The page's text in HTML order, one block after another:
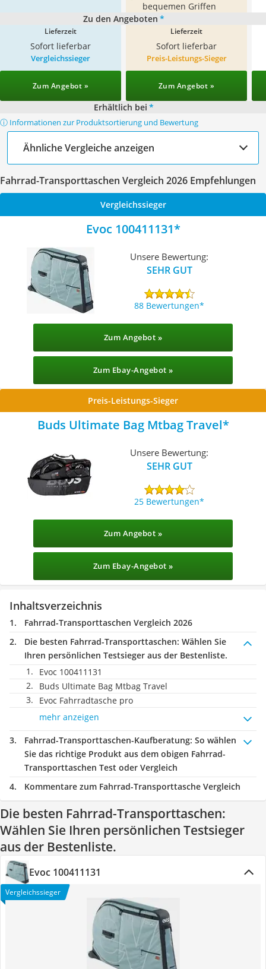
bequemen Griffen
Zu den Angeboten *
Lieferzeit
Sofort lieferbar
Lieferzeit
Sofort lieferbar
Vergleichssieger
Zum Angebot »
Preis-Leistungs-Sieger
Zum Angebot »
Erhältlich bei *
ⓘ Informationen zur Produktsortierung und Bewertung
Ähnliche Vergleiche anzeigen
Fahrrad-Transporttaschen Vergleich 2026 Empfehlungen
Vergleichssieger
Evoc 100411131
Unsere Bewertung:
SEHR GUT
88 Bewertungen
Zum Angebot »
Zum Ebay-Angebot »
Preis-Leistungs-Sieger
Buds Ultimate Bag Mtbag Travel
Unsere Bewertung:
SEHR GUT
25 Bewertungen
Zum Angebot »
Zum Ebay-Angebot »
Inhaltsverzeichnis
Fahrrad-Transporttaschen Vergleich 2026
Die besten Fahrrad-Transporttaschen: Wählen Sie
Ihren persönlichen Testsieger aus der Bestenliste.
Evoc 100411131
Buds Ultimate Bag Mtbag Travel
Evoc Fahrradtasche pro
mehr anzeigen
Fahrrad-Transporttaschen-Kaufberatung: So wählen
Sie das richtige Produkt aus dem obigen Fahrrad-
Transporttaschen Test oder Vergleich
Kommentare zum Fahrrad-Transporttasche Vergleich
Die besten Fahrrad-Transporttaschen:
Wählen Sie Ihren persönlichen Testsieger
aus der Bestenliste.
Evoc 100411131
Vergleichssieger